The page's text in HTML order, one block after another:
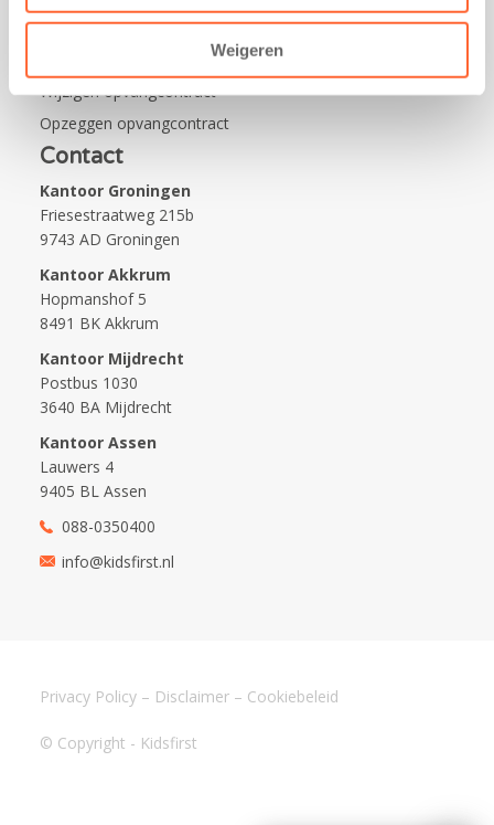
Weigeren
Werken bij Kids First
Wijzigen opvangcontract
Opzeggen opvangcontract
Contact
Kantoor Groningen
Friesestraatweg 215b
9743 AD Groningen
Kantoor Akkrum
Hopmanshof 5
8491 BK Akkrum
Kantoor Mijdrecht
Postbus 1030
3640 BA Mijdrecht
Kantoor Assen
Lauwers 4
9405 BL Assen
088-0350400
info@kidsfirst.nl
© Copyright - Kidsfirst
Privacy Policy – Disclaimer – Cookiebeleid